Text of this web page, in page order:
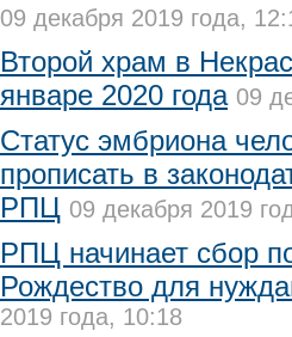
09 декабря 2019 года,
Второй храм в
январе 2020 года 09
Статус эмбриона
прописать в
РПЦ 09 декабря 2019
РПЦ начинает сбор
Рождество для
2019 года, 10:18